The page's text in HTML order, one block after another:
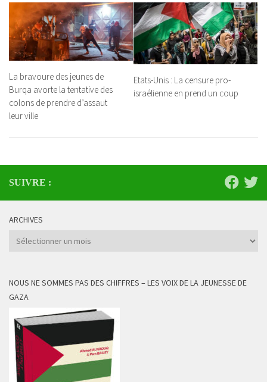
La bravoure des jeunes de
Burqa avorte la tentative des
colons de prendre d’assaut
leur ville
Etats-Unis : La censure pro-
israélienne en prend un coup
SUIVRE :
ARCHIVES
Archives
NOUS NE SOMMES PAS DES CHIFFRES – LES VOIX DE LA JEUNESSE DE
GAZA